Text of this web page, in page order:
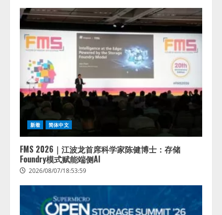
新着 简体中文
FMS 2026｜江波龙首席科学家陈健博士：存储
Foundry模式赋能端侧AI
2026/08/07/18:53:59